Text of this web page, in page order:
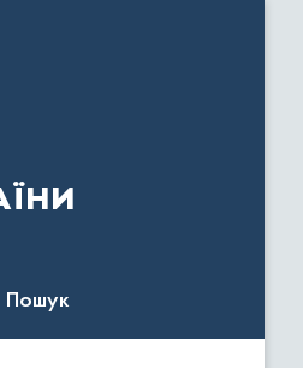
Пошук